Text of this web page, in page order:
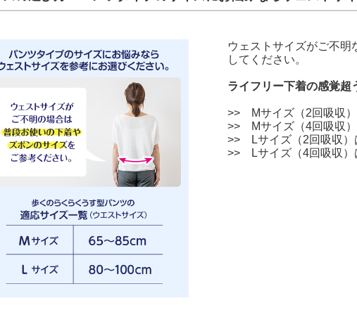
ウェストサイズがご不明
してください。
ライフリー下着の感覚
>> Mサイズ（2回吸収
>> Mサイズ（4回吸収
>> Lサイズ（2回吸収）
>> Lサイズ（4回吸収）